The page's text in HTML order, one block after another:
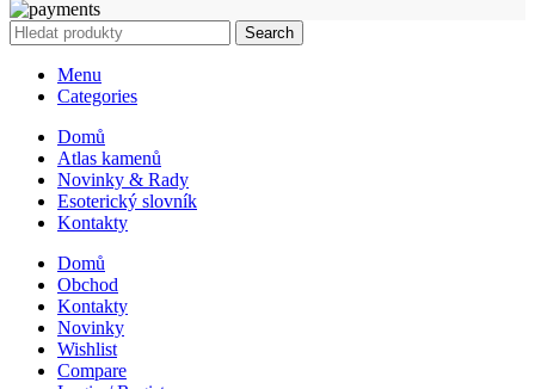
Search
Menu
Categories
Domů
Atlas kamenů
Novinky & Rady
Esoterický slovník
Kontakty
Domů
Obchod
Kontakty
Novinky
Wishlist
Compare